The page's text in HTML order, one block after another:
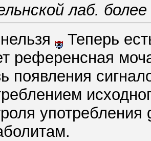
лаб.
Теперь
референсная
появления